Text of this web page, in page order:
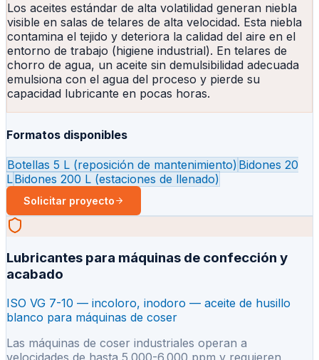
Los aceites estándar de alta volatilidad generan niebla
visible en salas de telares de alta velocidad. Esta niebla
contamina el tejido y deteriora la calidad del aire en el
entorno de trabajo (higiene industrial). En telares de
chorro de agua, un aceite sin demulsibilidad adecuada
emulsiona con el agua del proceso y pierde su
capacidad lubricante en pocas horas.
Formatos disponibles
Botellas 5 L (reposición de mantenimiento) Bidones 20
LBidones 200 L (estaciones de llenado)
Solicitar proyecto
Lubricantes para máquinas de confección y
acabado
ISO VG 7-10 — incoloro, inodoro — aceite de husillo
blanco para máquinas de coser
Las máquinas de coser industriales operan a
velocidades de hasta 5.000-6.000 ppm y requieren